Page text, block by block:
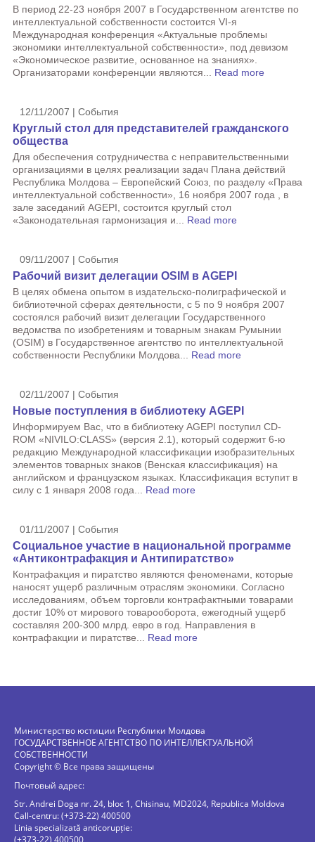
В период 22-23 ноября 2007 в Государственном агентстве по
интеллектуальной собственности состоится VI-я
Международная конференция «Актуальные проблемы
экономики интеллектуальной собственности», под девизом
«Экономическое развитие, основанное на знаниях».
Организаторами конференции являются... Read more
12/11/2007 | События
Круглый стол для представителей гражданского
общества
Для обеспечения сотрудничества с неправительственными
организациями в целях реализации задач Плана действий
Республика Молдова – Европейский Союз, по разделу «Права
интеллектуальной собственности», 16 ноября 2007 года , в
зале заседаний AGEPI, состоится круглый стол
«Законодательная гармонизация и... Read more
09/11/2007 | События
Рабочий визит делегации OSIM в AGEPI
В целях обмена опытом в издательско-полиграфической и
библиотечной сферах деятельности, с 5 по 9 ноября 2007
состоялся рабочий визит делегации Государственного
ведомства по изобретениям и товарным знакам Румынии
(OSIM) в Государственное агентство по интеллектуальной
собственности Республики Молдова... Read more
02/11/2007 | События
Новые поступления в библиотеку AGEPI
Информируем Вас, что в библиотеку AGEPI поступил CD-
ROM «NIVILO:CLASS» (версия 2.1), который содержит 6-ю
редакцию Международной классификации изобразительных
элементов товарных знаков (Венская классификация) на
английском и французском языках. Классификация вступит в
силу с 1 января 2008 года... Read more
01/11/2007 | События
Социальное участие в национальной программе
«Антиконтрафакция и Антипиратство»
Контрафакция и пиратство являются феноменами, которые
наносят ущерб различным отраслям экономики. Согласно
исследованиям, объем торговли контрафактными товарами
достиг 10% от мирового товарооборота, ежегодный ущерб
составляя 200-300 млрд. евро в год. Направления в
контрафакции и пиратстве... Read more
Министерство юстиции Республики Молдова
ГОСУДАРСТВЕННОЕ АГЕНТСТВО ПО ИНТЕЛЛЕКТУАЛЬНОЙ
СОБСТВЕННОСТИ
Copyright © Все права защищены
Почтовый адрес:
Str. Andrei Doga nr. 24, bloc 1, Chisinau, MD2024, Republica Moldova
Call-centru: (+373-22) 400500
Linia specializată anticorupție:
(+373-22) 400500